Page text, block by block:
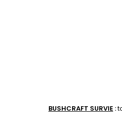
BUSHCRAFT SURVIE :